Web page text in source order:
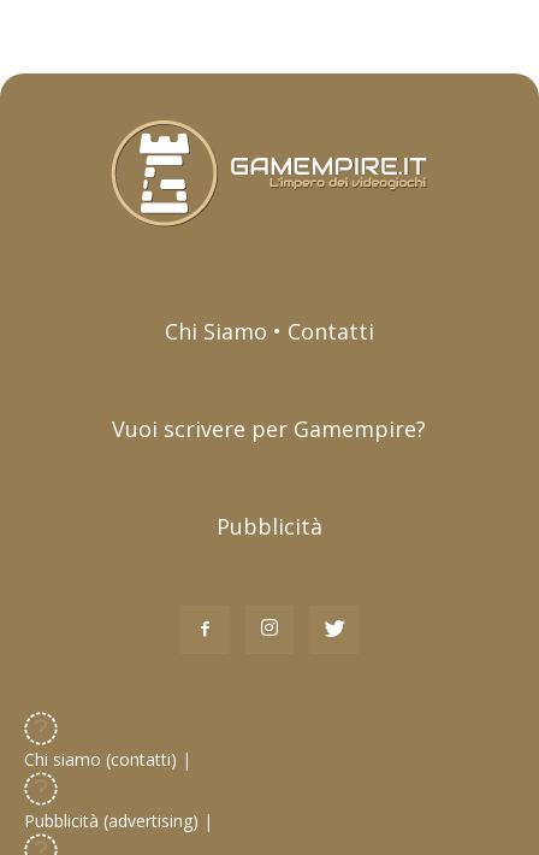
Chi Siamo • Contatti
Vuoi scrivere per Gamempire?
Pubblicità
Chi siamo (contatti) |
Pubblicità (advertising) |